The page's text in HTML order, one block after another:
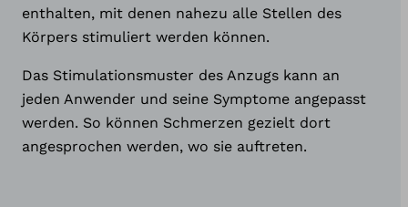
enthalten, mit denen nahezu alle Stellen des
Körpers stimuliert werden können.
Das Stimulationsmuster des Anzugs kann an
jeden Anwender und seine Symptome angepasst
werden. So können Schmerzen gezielt dort
angesprochen werden, wo sie auftreten.